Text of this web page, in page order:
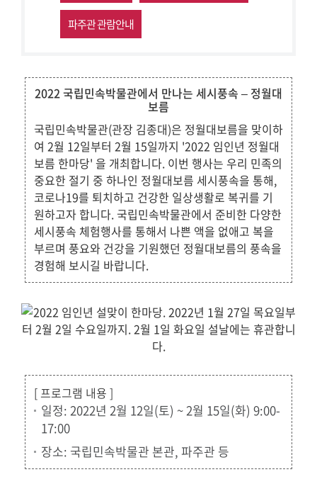
파주관 관람안내
2022 국립민속박물관에서 만나는 세시풍속 – 정월대
보름
국립민속박물관(관장 김종대)은 정월대보름을 맞이하
여 2월 12일부터 2월 15일까지 '2022 임인년 정월대
보름 한마당' 을 개최합니다. 이번 행사는 우리 민족의
중요한 절기 중 하나인 정월대보름 세시풍속을 통해,
코로나19를 퇴치하고 건강한 일상생활로 복귀를 기
원하고자 합니다. 국립민속박물관에서 준비한 다양한
세시풍속 체험행사를 통해서 나쁜 액을 없애고 복을
부르며 풍요와 건강을 기원했던 정월대보름의 풍속을
경험해 보시길 바랍니다.
[ 프로그램 내용 ]
일정: 2022년 2월 12일(토) ~ 2월 15일(화) 9:00-
17:00
장소: 국립민속박물관 본관, 파주관 등